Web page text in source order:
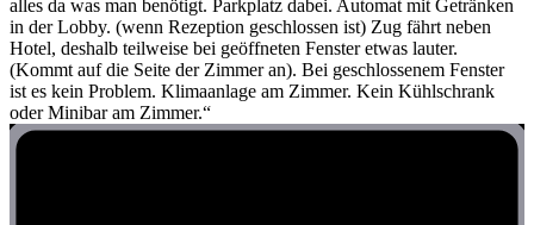
alles da was man benötigt. Parkplatz dabei. Automat mit Getränken
in der Lobby. (wenn Rezeption geschlossen ist) Zug fährt neben
Hotel, deshalb teilweise bei geöffneten Fenster etwas lauter.
(Kommt auf die Seite der Zimmer an). Bei geschlossenem Fenster
ist es kein Problem. Klimaanlage am Zimmer. Kein Kühlschrank
oder Minibar am Zimmer.“